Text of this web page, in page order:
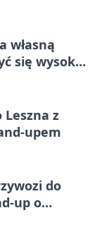
własną
się wysoką
Leszna z
upem
do
up o